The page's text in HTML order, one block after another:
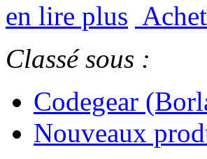
en lire plus
Classé sous :
Codegear
Nouveaux